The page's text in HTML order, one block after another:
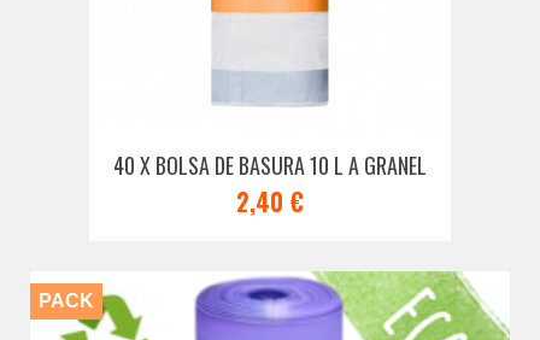
40 X BOLSA DE BASURA 10 L A GRANEL
2,40 €
PACK